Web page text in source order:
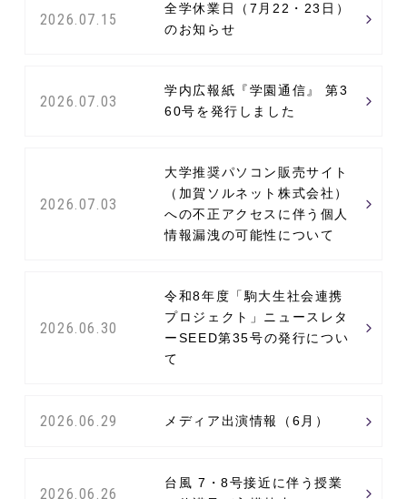
2026.07.15
全学休業日（7月22・23日）
のお知らせ
2026.07.03
学内広報紙『学園通信』 第3
60号を発行しました
2026.07.03
大学推奨パソコン販売サイト
（加賀ソルネット株式会社）
への不正アクセスに伴う個人
情報漏洩の可能性について
2026.06.30
令和8年度「駒大生社会連携
プロジェクト」ニュースレタ
ーSEED第35号の発行につい
て
2026.06.29 メディア出演情報（6月）
2026.06.26
台風 7・8号接近に伴う授業